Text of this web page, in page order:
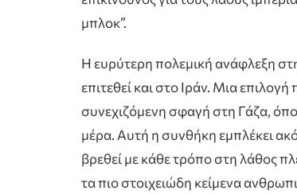
μπλοκ”.
Η ευρύτερη πολεμική ανάφλεξη
επιτεθεί και στο Ιράν. Μια
συνεχιζόμενη σφαγή στη Γάζα,
μέρα. Αυτή η συνθήκη εμπλέκει
βρεθεί με κάθε τρόπο στη λάθος
τα πιο στοιχειώδη κείμενα